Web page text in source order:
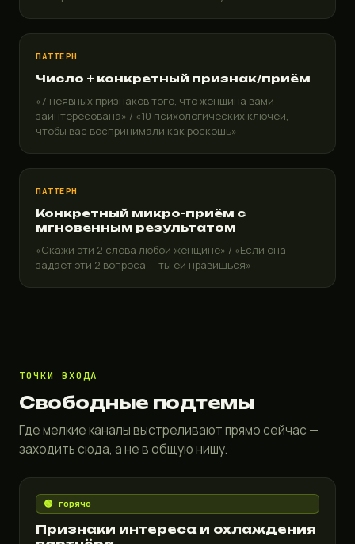
ПАТТЕРН
Число + конкретный признак/приём
«7 неявных признаков того, что женщина вами
заинтересована» / «10 психологических ключей,
чтобы вас воспринимали как роскошь»
ПАТТЕРН
Конкретный микро-приём с
мгновенным результатом
«Скажи эти 2 слова любой женщине» / «Если она
задаёт эти 2 вопроса — ты ей нравишься»
ТОЧКИ ВХОДА
Свободные подтемы
Где мелкие каналы выстреливают прямо сейчас —
заходить сюда, а не в общую нишу.
🟢 горячо
Признаки интереса и охлаждения